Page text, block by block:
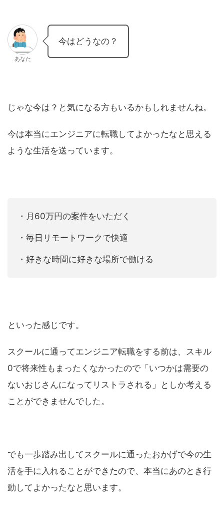
あなた
今はどうなの？
じゃな今は？と気になる方もいるかもしれませんね。
今は本当にエンジニアに転職してよかったなと思える
ような生活を送っています。
・月60万円の案件をいただく
・毎日リモートワークで快適
・好きな時間に好きな場所で働ける
といった感じです。
スクールに通ってエンジニア転職をする前は、スキル
0で将来性もまったくなかったので「いつかは需要の
ないおじさんになってリストラされる」としか考える
ことができませんでした。
でも一歩踏み出してスクールに通ったおかげで今の生
活を手に入れることができたので、本当にあのとき行
動してよかったなと思います。